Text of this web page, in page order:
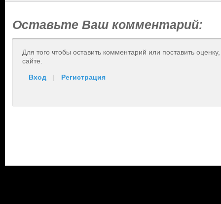
Оставьте Ваш комментарий:
Для того чтобы оставить комментарий или поставить
сайте.
Вход | Регистрация